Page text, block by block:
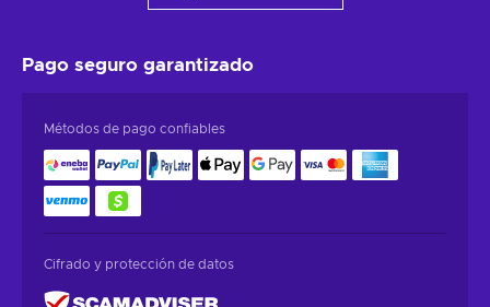
Pago seguro garantizado
Métodos de pago confiables
Cifrado y protección de datos